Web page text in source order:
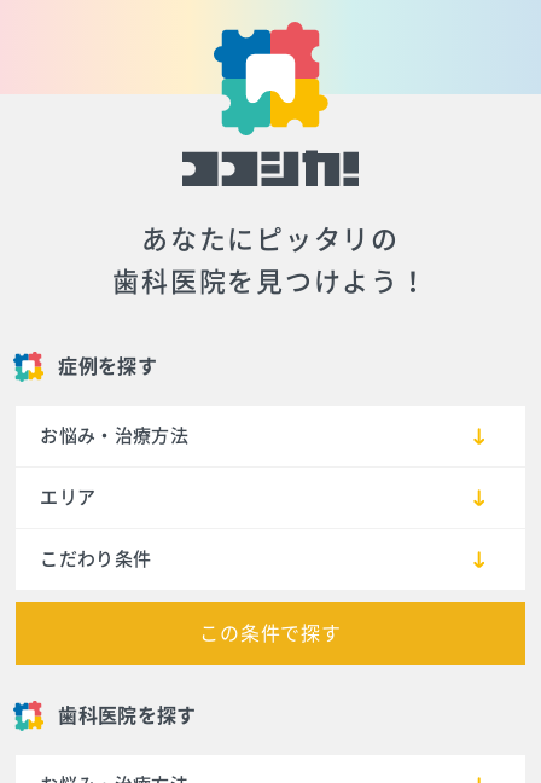
あなたにピッタリの
歯科医院を見つけよう！
症例を探す
お悩み・治療方法
エリア
こだわり条件
この条件で探す
歯科医院を探す